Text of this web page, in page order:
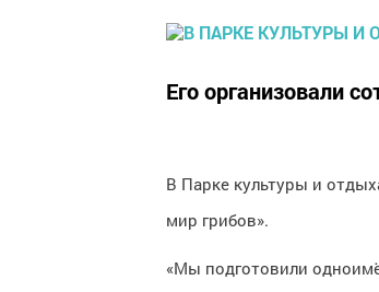
Его организовали
В Парке культуры и
мир грибов».
«Мы подготовили